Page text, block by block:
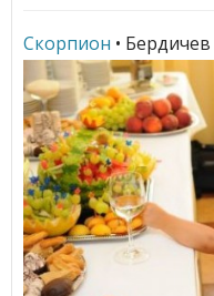
Скорпион • Бердичев